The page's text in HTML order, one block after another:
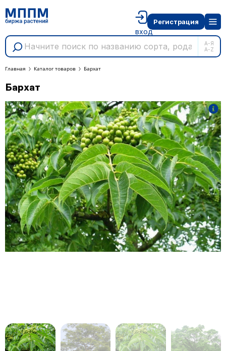
А-Я
A-Z
вход
Регистрация
Главная Каталог товаров Бархат
Бархат